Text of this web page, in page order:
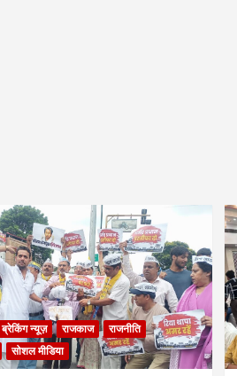
ब्रेकिंग न्यूज़ राजकाज
राजनीति
सोशल मीडिया